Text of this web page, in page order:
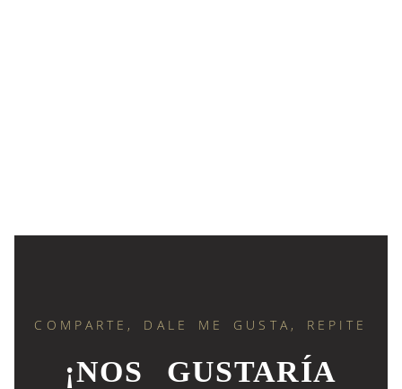
COMPARTE, DALE ME GUSTA, REPITE
¡NOS GUSTARÍA